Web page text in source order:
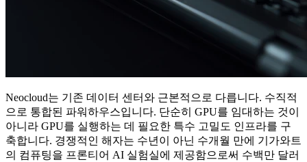
Neocloud는 기존 데이터 센터와 근본적으로 다릅니다. 수직적
으로 통합된 파워하우스입니다. 단순히 GPU를 임대하는 것이
아니라 GPU를 실행하는 데 필요한 특수 고밀도 인프라를 구
축합니다. 경쟁적인 해자는 수년이 아닌 수개월 만에 기가와트
의 컴퓨팅을 프론티어 AI 실험실에 제공함으로써 수백만 달러